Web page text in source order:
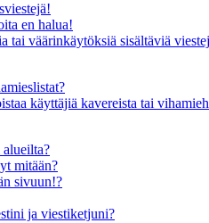
en halua!
tai väärinkäytöksiä sisältäviä
käyttäjiä kavereista tai
mitään?
sivuun!?
ja viestiketjuni?